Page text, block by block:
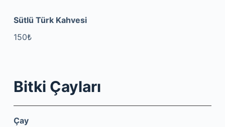
Sütlü Türk Kahvesi
150₺
Bitki Çayları
Çay